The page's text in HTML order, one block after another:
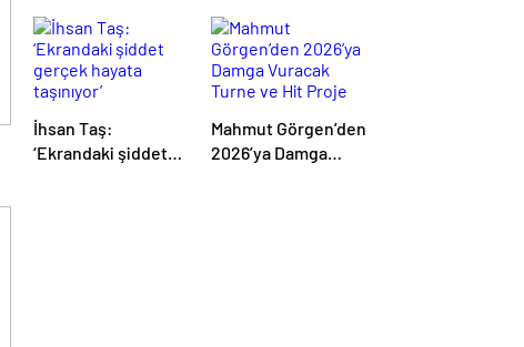
Hayranlarıyla Buluşuyor
İhsan Taş:
‘Ekrandaki şiddet
Mahmut Görgen’den
2026’ya Damga